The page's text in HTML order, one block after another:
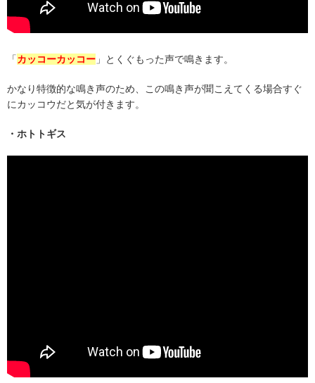
「カッコーカッコー 」とくぐもった声で鳴きます。
かなり特徴的な鳴き声のため、この鳴き声が聞こえてくる場合すぐ
にカッコウだと気が付きます。
・ホトトギス